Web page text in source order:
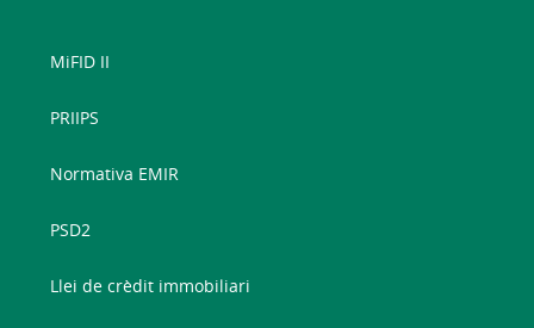
MiFID II
PRIIPS
Normativa EMIR
PSD2
Llei de crèdit immobiliari